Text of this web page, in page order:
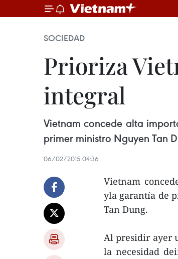
SOCIEDAD
Prioriza
integral
Vietnam concede alta
primer ministro Nguyen Tan
06/02/2015 04:36
Vietnam
yla garantía de
Tan Dung.
Al presidir ayer
la necesidad